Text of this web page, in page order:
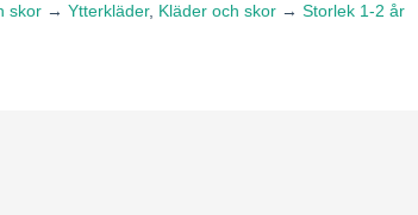
skor → Ytterkläder, Kläder och skor → Storlek 1-2 år